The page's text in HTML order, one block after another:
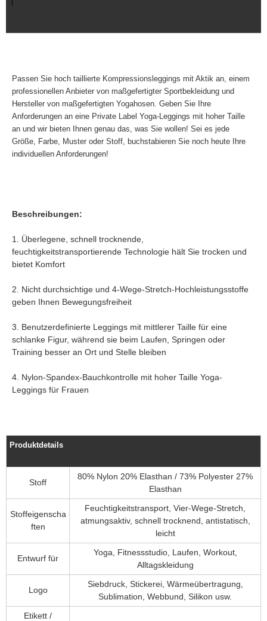
Passen Sie hoch taillierte Kompressionsleggings mit Aktik an, einem
professionellen Anbieter von maßgefertigter Sportbekleidung und
Hersteller von maßgefertigten Yogahosen. Geben Sie Ihre
Anforderungen an eine Private Label Yoga-Leggings mit hoher Taille
an und wir bieten Ihnen genau das, was Sie wollen! Sei es jede
Größe, Farbe, Muster oder Stoff, buchstabieren Sie noch heute Ihre
individuellen Anforderungen!
Beschreibungen:
1. Überlegene, schnell trocknende,
feuchtigkeitstransportierende Technologie hält Sie trocken und
bietet Komfort
2. Nicht durchsichtige und 4-Wege-Stretch-Hochleistungsstoffe
geben Ihnen Bewegungsfreiheit
3. Benutzerdefinierte Leggings mit mittlerer Taille für eine
schlanke Figur, während sie beim Laufen, Springen oder
Training besser an Ort und Stelle bleiben
4. Nylon-Spandex-Bauchkontrolle mit hoher Taille Yoga-
Leggings für Frauen
Produktdetails
Stoff
80% Nylon 20% Elasthan / 73% Polyester 27%
Elasthan
Stoffeigenscha
ften
Feuchtigkeitstransport, Vier-Wege-Stretch,
atmungsaktiv, schnell trocknend, antistatisch,
leicht
Entwurf für
Yoga, Fitnessstudio, Laufen, Workout,
Alltagskleidung
Logo
Siebdruck, Stickerei, Wärmeübertragung,
Sublimation, Webbund, Silikon usw.
Etikett /